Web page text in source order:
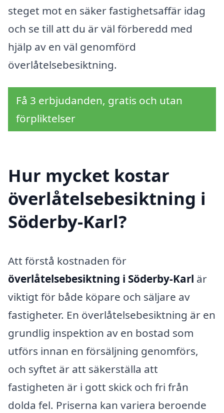
steget mot en säker fastighetsaffär idag
och se till att du är väl förberedd med
hjälp av en väl genomförd
överlåtelsebesiktning.
Få 3 erbjudanden, gratis och utan
förpliktelser
Hur mycket kostar
överlåtelsebesiktning i
Söderby-Karl?
Att förstå kostnaden för
överlåtelsebesiktning i Söderby-Karl är
viktigt för både köpare och säljare av
fastigheter. En överlåtelsebesiktning är en
grundlig inspektion av en bostad som
utförs innan en försäljning genomförs,
och syftet är att säkerställa att
fastigheten är i gott skick och fri från
dolda fel. Priserna kan variera beroende